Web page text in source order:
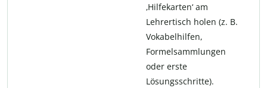
‚Hilfekarten‘ am
Lehrertisch holen (z. B.
Vokabelhilfen,
Formelsammlungen
oder erste
Lösungsschritte).